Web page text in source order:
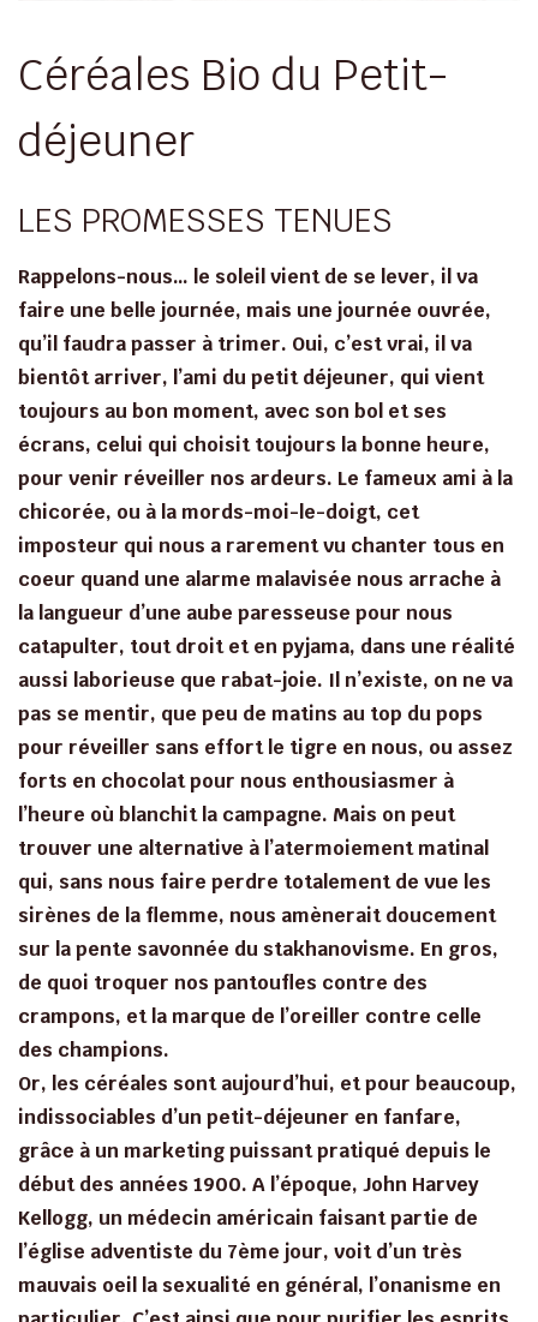
Céréales Bio du Petit-
déjeuner
LES PROMESSES TENUES
Rappelons-nous… le soleil vient de se lever, il va
faire une belle journée, mais une journée ouvrée,
qu’il faudra passer à trimer. Oui, c’est vrai, il va
bientôt arriver, l’ami du petit déjeuner, qui vient
toujours au bon moment, avec son bol et ses
écrans, celui qui choisit toujours la bonne heure,
pour venir réveiller nos ardeurs. Le fameux ami à la
chicorée, ou à la mords-moi-le-doigt, cet
imposteur qui nous a rarement vu chanter tous en
coeur quand une alarme malavisée nous arrache à
la langueur d’une aube paresseuse pour nous
catapulter, tout droit et en pyjama, dans une réalité
aussi laborieuse que rabat-joie. Il n’existe, on ne va
pas se mentir, que peu de matins au top du pops
pour réveiller sans effort le tigre en nous, ou assez
forts en chocolat pour nous enthousiasmer à
l’heure où blanchit la campagne. Mais on peut
trouver une alternative à l’atermoiement matinal
qui, sans nous faire perdre totalement de vue les
sirènes de la flemme, nous amènerait doucement
sur la pente savonnée du stakhanovisme. En gros,
de quoi troquer nos pantoufles contre des
crampons, et la marque de l’oreiller contre celle
des champions.
Or, les céréales sont aujourd’hui, et pour beaucoup,
indissociables d’un petit-déjeuner en fanfare,
grâce à un marketing puissant pratiqué depuis le
début des années 1900. A l’époque, John Harvey
Kellogg, un médecin américain faisant partie de
l’église adventiste du 7ème jour, voit d’un très
mauvais oeil la sexualité en général, l’onanisme en